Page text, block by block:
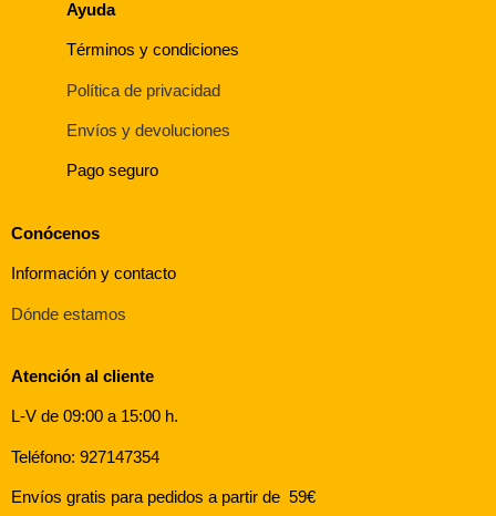
Ayuda
Términos y condiciones
Política de privacidad
Envíos y devoluciones
Pago seguro
Conócenos
Información y contacto
Dónde estamos
Atención al cliente
L-V de 09:00 a 15:00 h.
Teléfono: 927147354
Envíos gratis para pedidos a partir de 59€